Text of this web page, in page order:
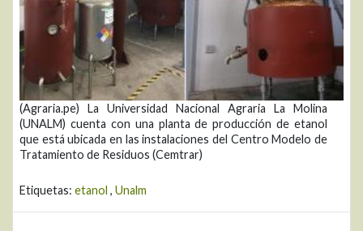
(Agraria.pe) La Universidad Nacional Agraria La Molina
(UNALM) cuenta con una planta de producción de etanol
que está ubicada en las instalaciones del Centro Modelo de
Tratamiento de Residuos (Cemtrar)
Etiquetas: etanol , Unalm